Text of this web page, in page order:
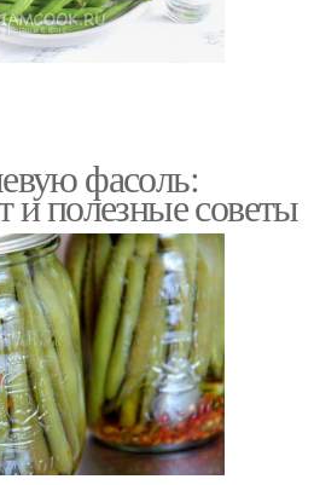
фасоль:
и полезные советы